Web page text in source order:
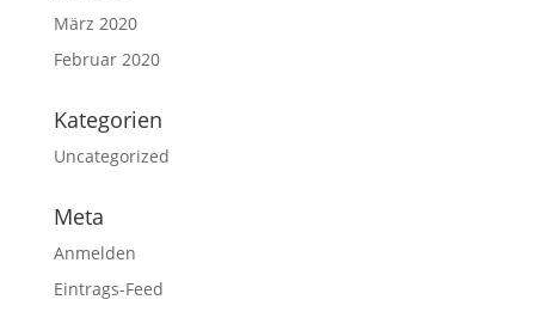
März 2020
Februar 2020
Kategorien
Uncategorized
Meta
Anmelden
Eintrags-Feed